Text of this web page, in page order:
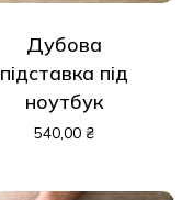
Дубова
підставка під
ноутбук
540,00 ₴